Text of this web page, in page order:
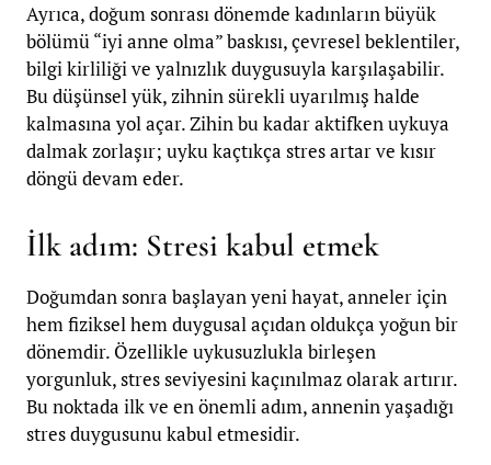
Ayrıca, doğum sonrası dönemde kadınların büyük
bölümü “iyi anne olma” baskısı, çevresel beklentiler,
bilgi kirliliği ve yalnızlık duygusuyla karşılaşabilir.
Bu düşünsel yük, zihnin sürekli uyarılmış halde
kalmasına yol açar. Zihin bu kadar aktifken uykuya
dalmak zorlaşır; uyku kaçtıkça stres artar ve kısır
döngü devam eder.
İlk adım: Stresi kabul etmek
Doğumdan sonra başlayan yeni hayat, anneler için
hem fiziksel hem duygusal açıdan oldukça yoğun bir
dönemdir. Özellikle uykusuzlukla birleşen
yorgunluk, stres seviyesini kaçınılmaz olarak artırır.
Bu noktada ilk ve en önemli adım, annenin yaşadığı
stres duygusunu kabul etmesidir.